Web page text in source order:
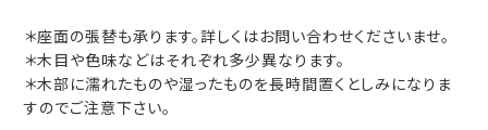
＊座面の張替も承ります。詳しくはお問い合わせくださいませ。
＊木目や色味などはそれぞれ多少異なります。
＊木部に濡れたものや湿ったものを長時間置くとしみになりま
すのでご注意下さい。